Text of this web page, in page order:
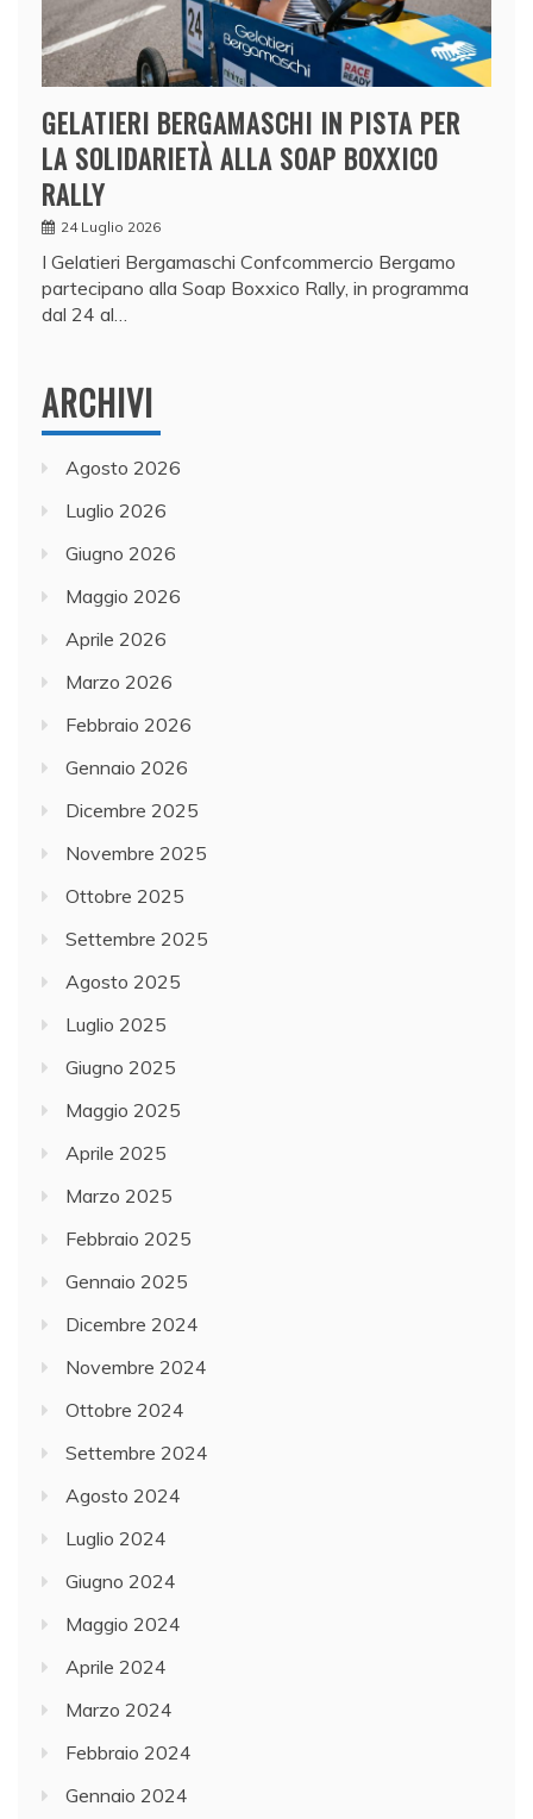
GELATIERI BERGAMASCHI IN PISTA PER
LA SOLIDARIETÀ ALLA SOAP BOXXICO
RALLY
24 Luglio 2026
I Gelatieri Bergamaschi Confcommercio Bergamo
partecipano alla Soap Boxxico Rally, in programma
dal 24 al…
ARCHIVI
Agosto 2026
Luglio 2026
Giugno 2026
Maggio 2026
Aprile 2026
Marzo 2026
Febbraio 2026
Gennaio 2026
Dicembre 2025
Novembre 2025
Ottobre 2025
Settembre 2025
Agosto 2025
Luglio 2025
Giugno 2025
Maggio 2025
Aprile 2025
Marzo 2025
Febbraio 2025
Gennaio 2025
Dicembre 2024
Novembre 2024
Ottobre 2024
Settembre 2024
Agosto 2024
Luglio 2024
Giugno 2024
Maggio 2024
Aprile 2024
Marzo 2024
Febbraio 2024
Gennaio 2024